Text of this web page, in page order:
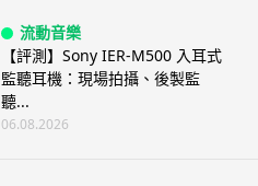
流動音樂
【評測】Sony IER-M500 入耳式
監聽耳機：現場拍攝、後製監
聽...
06.08.2026